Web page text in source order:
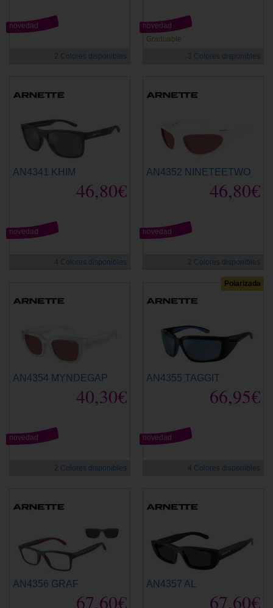
novedad
2 Colores disponibles
Graduable
novedad
3 Colores disponibles
AN4341 KHIM
46,80€
novedad
4 Colores disponibles
AN4352 NINETEETWO
46,80€
novedad
2 Colores disponibles
AN4354 MYNDEGAP
40,30€
novedad
2 Colores disponibles
Polarizada
AN4355 TAGGIT
66,95€
novedad
4 Colores disponibles
AN4356 GRAF
67,60€
AN4357 AL
67,60€